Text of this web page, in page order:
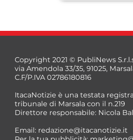
*
Copyright 2021 © PubliNews
via Amendola 33/35, 91025,
C.F/P.IVA 02786180816
ItacaNotizie è una testata
tribunale di Marsala con il n.219
Direttore responsabile: Nicola
Email: redazione@itacanotizie.it